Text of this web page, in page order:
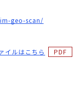
geo-scan/
イルはこちら